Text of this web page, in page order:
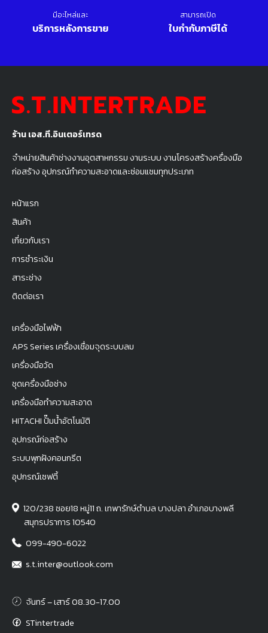
ร้าน เอส.ที.อินเตอร์เทรด
จำหน่ายสินค้าช่างงานอุตสาหกรรม งานระบบ งานโครงสร้างครื่องมือ
ก่อสร้าง อุปกรณ์ทำความสะอาดและซ่อมแซมทุกประเภท
หน้าแรก
สินค้า
เกี่ยวกับเรา
การชำระเงิน
สาระช่าง
ติดต่อเรา
เครื่องมือไฟฟ้า
APS Series เครื่องเชื่อมจุดระบบลม
เครื่องมือวัด
ชุดเครื่องมือช่าง
เครื่องมือทำความสะอาด
HITACHI ปั๊มน้ำอัตโนมัติ
อุปกรณ์ก่อสร้าง
ระบบพุกฝังคอนกรีต
อุปกรณ์เซฟตี้
120/238 ซอย18 หมู่11 ถ. เทพารักษ์ตำบล บางปลา อำเภอบางพลี
สมุทรปราการ 10540
099-490-6022
s.t.inter@outlook.com
จันทร์ – เสาร์ 08.30-17.00
STintertrade
มีอะไหล่และ
บริการหลังการขาย
สามารถเปิด
ใบกำกับภาษีได้